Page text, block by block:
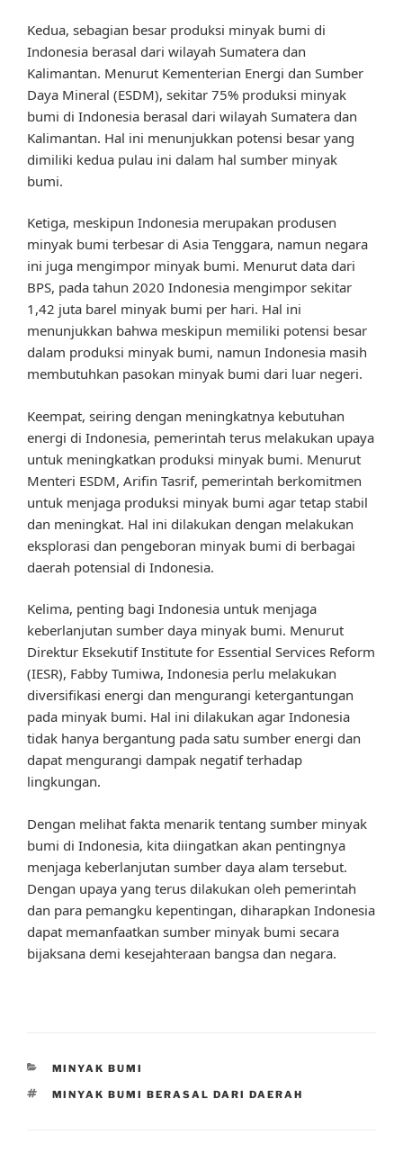
Kedua, sebagian besar produksi minyak bumi di
Indonesia berasal dari wilayah Sumatera dan
Kalimantan. Menurut Kementerian Energi dan Sumber
Daya Mineral (ESDM), sekitar 75% produksi minyak
bumi di Indonesia berasal dari wilayah Sumatera dan
Kalimantan. Hal ini menunjukkan potensi besar yang
dimiliki kedua pulau ini dalam hal sumber minyak
bumi.
Ketiga, meskipun Indonesia merupakan produsen
minyak bumi terbesar di Asia Tenggara, namun negara
ini juga mengimpor minyak bumi. Menurut data dari
BPS, pada tahun 2020 Indonesia mengimpor sekitar
1,42 juta barel minyak bumi per hari. Hal ini
menunjukkan bahwa meskipun memiliki potensi besar
dalam produksi minyak bumi, namun Indonesia masih
membutuhkan pasokan minyak bumi dari luar negeri.
Keempat, seiring dengan meningkatnya kebutuhan
energi di Indonesia, pemerintah terus melakukan upaya
untuk meningkatkan produksi minyak bumi. Menurut
Menteri ESDM, Arifin Tasrif, pemerintah berkomitmen
untuk menjaga produksi minyak bumi agar tetap stabil
dan meningkat. Hal ini dilakukan dengan melakukan
eksplorasi dan pengeboran minyak bumi di berbagai
daerah potensial di Indonesia.
Kelima, penting bagi Indonesia untuk menjaga
keberlanjutan sumber daya minyak bumi. Menurut
Direktur Eksekutif Institute for Essential Services Reform
(IESR), Fabby Tumiwa, Indonesia perlu melakukan
diversifikasi energi dan mengurangi ketergantungan
pada minyak bumi. Hal ini dilakukan agar Indonesia
tidak hanya bergantung pada satu sumber energi dan
dapat mengurangi dampak negatif terhadap
lingkungan.
Dengan melihat fakta menarik tentang sumber minyak
bumi di Indonesia, kita diingatkan akan pentingnya
menjaga keberlanjutan sumber daya alam tersebut.
Dengan upaya yang terus dilakukan oleh pemerintah
dan para pemangku kepentingan, diharapkan Indonesia
dapat memanfaatkan sumber minyak bumi secara
bijaksana demi kesejahteraan bangsa dan negara.
CATEGORIES
MINYAK BUMI
TAGS
MINYAK BUMI BERASAL DARI DAERAH